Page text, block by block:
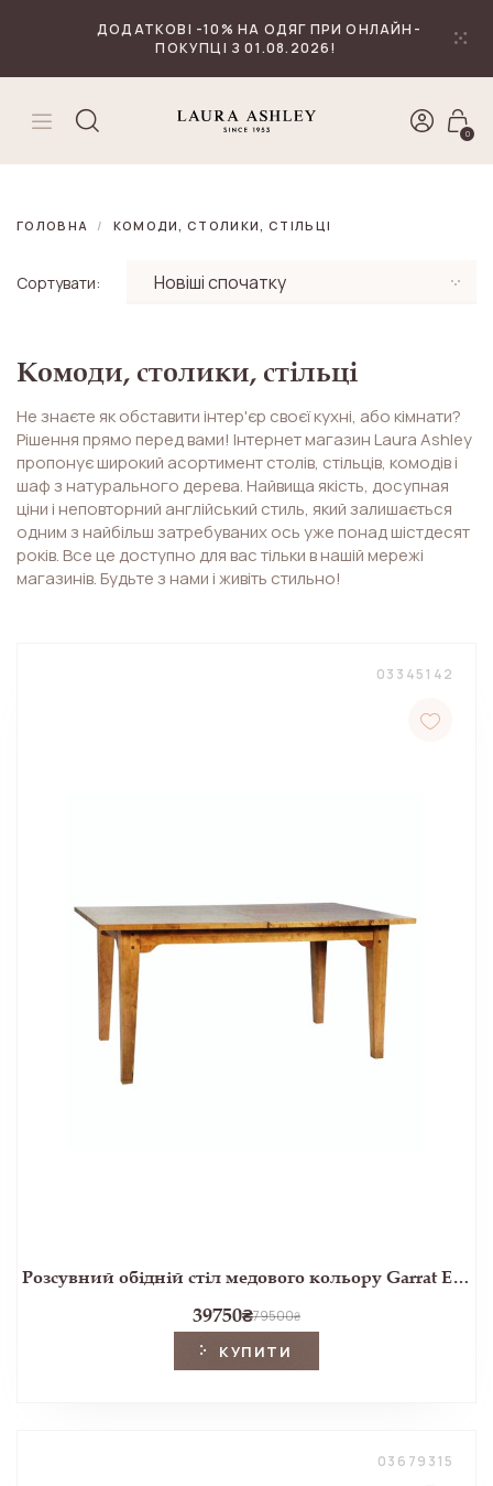
ДОДАТКОВІ -10% НА ОДЯГ ПРИ ОНЛАЙН-
ПОКУПЦІ З 01.08.2026!
0
ГОЛОВНА КОМОДИ, СТОЛИКИ, СТІЛЬЦІ
Сортувати:
Комоди, столики, стільці
Не знаєте як обставити інтер'єр своєї кухні, або кімнати?
Рішення прямо перед вами! Інтернет магазин Laura Ashley
пропонує широкий асортимент столів, стільців, комодів і
шаф з натурального дерева. Найвища якість, досупная
ціни і неповторний англійський стиль, який залишається
одним з найбільш затребуваних ось уже понад шістдесят
років. Все це доступно для вас тільки в нашій мережі
магазинів. Будьте з нами і живіть стильно!
03345142
Розсувний обідній стіл медового кольору Garrat Extending Dining Table (Honey)
39750₴79500₴
КУПИТИ
03679315